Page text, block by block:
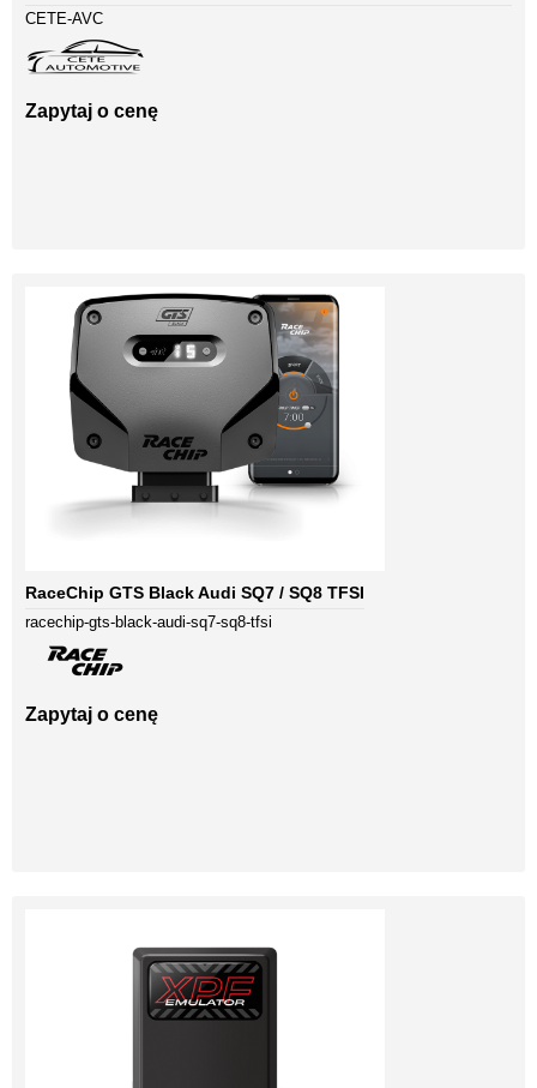
CETE-AVC
Zapytaj o cenę
RaceChip GTS Black Audi SQ7 / SQ8 TFSI
racechip-gts-black-audi-sq7-sq8-tfsi
Zapytaj o cenę